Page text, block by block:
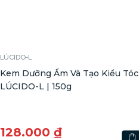
LÚCIDO-L
Kem Dưỡng Ẩm Và Tạo Kiểu Tóc
LÚCIDO-L | 150g
128.000 ₫